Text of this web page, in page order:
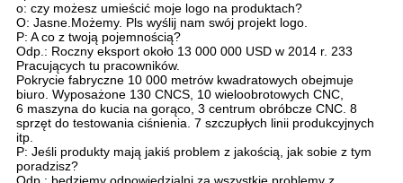
o: czy możesz umieścić moje logo na produktach?
O: Jasne.Możemy. Pls wyślij nam swój projekt logo.
P: A co z twoją pojemnością?
Odp.: Roczny eksport około 13 000 000 USD w 2014 r. 233
Pracujących tu pracowników.
Pokrycie fabryczne 10 000 metrów kwadratowych obejmuje
biuro. Wyposażone 130 CNCS, 10 wieloobrotowych CNC,
6 maszyna do kucia na gorąco, 3 centrum obróbcze CNC. 8
sprzęt do testowania ciśnienia. 7 szczupłych linii produkcyjnych
itp.
P: Jeśli produkty mają jakiś problem z jakością, jak sobie z tym
poradzisz?